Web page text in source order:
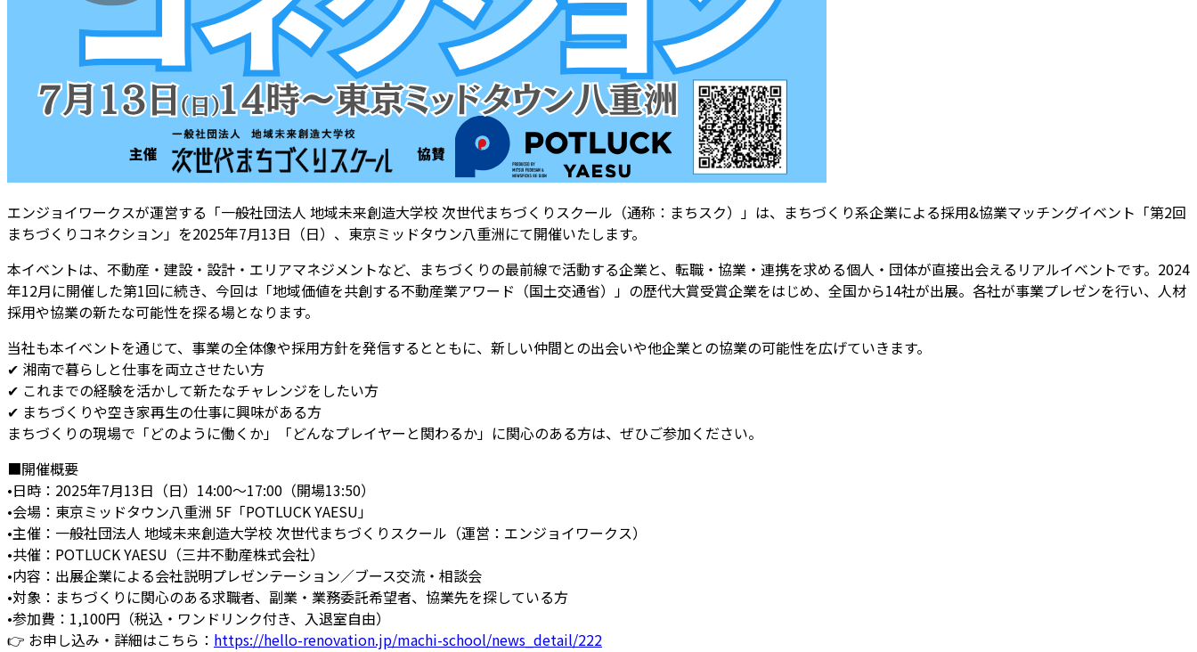
エンジョイワークスが運営する「一般社団法人 地域未来創造大学校 次世代まちづくりスクール（通称：まちスク）」は、まちづくり系企業による採用&協業マッチングイベント「第2回
まちづくりコネクション」を2025年7月13日（日）、東京ミッドタウン八重洲にて開催いたします。
本イベントは、不動産・建設・設計・エリアマネジメントなど、まちづくりの最前線で活動する企業と、転職・協業・連携を求める個人・団体が直接出会えるリアルイベントです。2024
年12月に開催した第1回に続き、今回は「地域価値を共創する不動産業アワード（国土交通省）」の歴代大賞受賞企業をはじめ、全国から14社が出展。各社が事業プレゼンを行い、人材
採用や協業の新たな可能性を探る場となります。
当社も本イベントを通じて、事業の全体像や採用方針を発信するとともに、新しい仲間との出会いや他企業との協業の可能性を広げていきます。
✔ 湘南で暮らしと仕事を両立させたい方
✔ これまでの経験を活かして新たなチャレンジをしたい方
✔ まちづくりや空き家再生の仕事に興味がある方
まちづくりの現場で「どのように働くか」「どんなプレイヤーと関わるか」に関心のある方は、ぜひご参加ください。
■開催概要
•日時：2025年7月13日（日）14:00～17:00（開場13:50）
•会場：東京ミッドタウン八重洲 5F「POTLUCK YAESU」
•主催：一般社団法人 地域未来創造大学校 次世代まちづくりスクール（運営：エンジョイワークス）
•共催：POTLUCK YAESU（三井不動産株式会社）
•内容：出展企業による会社説明プレゼンテーション／ブース交流・相談会
•対象：まちづくりに関心のある求職者、副業・業務委託希望者、協業先を探している方
•参加費：1,100円（税込・ワンドリンク付き、入退室自由）
👉 お申し込み・詳細はこちら： https://hello-renovation.jp/machi-school/news_detail/222